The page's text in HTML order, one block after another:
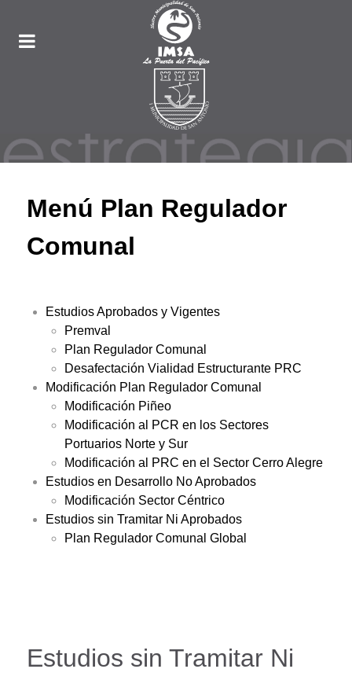
Menú Plan Regulador
Comunal
Estudios Aprobados y Vigentes
Premval
Plan Regulador Comunal
Desafectación Vialidad Estructurante PRC
Modificación Plan Regulador Comunal
Modificación Piñeo
Modificación al PCR en los Sectores
Portuarios Norte y Sur
Modificación al PRC en el Sector Cerro Alegre
Estudios en Desarrollo No Aprobados
Modificación Sector Céntrico
Estudios sin Tramitar Ni Aprobados
Plan Regulador Comunal Global
Estudios sin Tramitar Ni